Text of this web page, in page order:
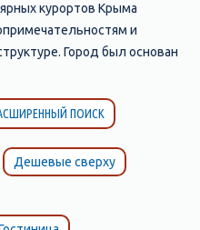
курортов Крыма
и
Город был основан
из главных туристических
множество отелей,
домов, которые
является ее набережная,
километров вдоль моря и
прогулок и отдыха. Здесь
ПОИСК
Дешевые сверху